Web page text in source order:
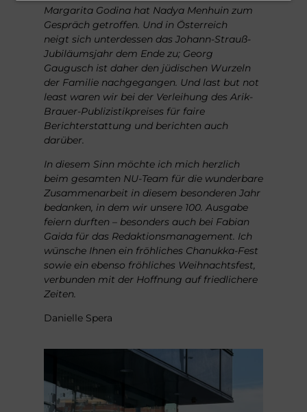
Margarita Godina hat Nadya Menhuin zum
Gespräch getroffen. Und in Österreich
neigt sich unterdessen das Johann-Strauß-
Jubiläumsjahr dem Ende zu; Georg
Gaugusch ist daher den jüdischen Wurzeln
der Familie nachgegangen. Und last but not
least waren wir bei der Verleihung des Arik-
Brauer-Publizistikpreises für faire
Berichterstattung und berichten auch
darüber.
In diesem Sinn möchte ich mich herzlich
beim gesamten NU-Team für die wunderbare
Zusammenarbeit in diesem besonderen Jahr
bedanken, in dem wir unsere 100. Ausgabe
feiern durften – besonders auch bei Fabian
Gaida für das Redaktionsmanagement. Ich
wünsche Ihnen ein fröhliches Chanukka-Fest
sowie ein ebenso fröhliches Weihnachtsfest,
verbunden mit der Hoffnung auf friedlichere
Zeiten.
Danielle Spera
Dies ist zugleich unser
berechtigtes Interesse und erfüllt
unsere rechtliche Verpflichtung.